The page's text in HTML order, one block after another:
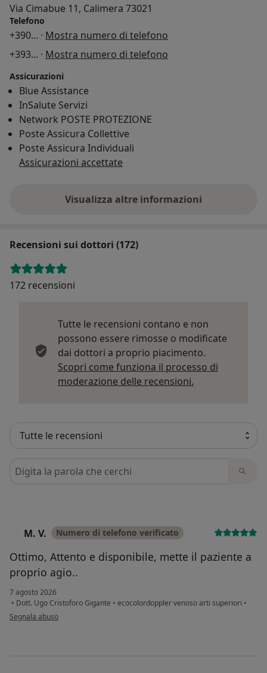
Via Cimabue 11, Calimera 73021
Telefono
+390... · Mostra numero di telefono
+393... · Mostra numero di telefono
Assicurazioni
Blue Assistance
InSalute Servizi
Network POSTE PROTEZIONE
Poste Assicura Collettive
Poste Assicura Individuali
Assicurazioni accettate
Visualizza altre informazioni
Recensioni sui dottori (172)
172 recensioni
Tutte le recensioni contano e non
possono essere rimosse o modificate
dai dottori a proprio piacimento.
Scopri come funziona il processo di
moderazione delle recensioni.
Cerca nelle recensioni
M. V. Numero di telefono verificato
Ottimo, Attento e disponibile, mette il paziente a
proprio agio..
7 agosto 2026
• Dott. Ugo Cristoforo Gigante • ecocolordoppler venoso arti superiori •
secondo l'opinione dell'utente M. V.
Segnala abuso